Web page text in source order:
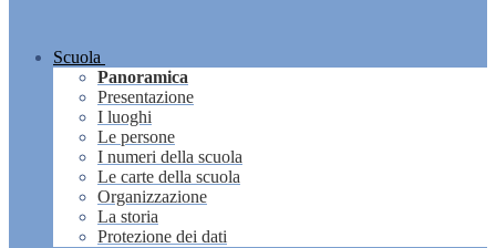
Scuola
Panoramica
Presentazione
I luoghi
Le persone
I numeri della scuola
Le carte della scuola
Organizzazione
La storia
Protezione dei dati